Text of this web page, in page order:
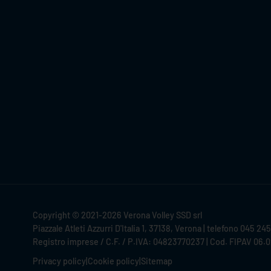
Copyright © 2021-2026 Verona Volley SSD srl
Piazzale Atleti Azzurri D'Italia 1, 37138, Verona | telefono 045
Registro imprese / C.F. / P.IVA: 04823770237 | Cod. FIPAV
Privacy policy Cookie policy Sitemap